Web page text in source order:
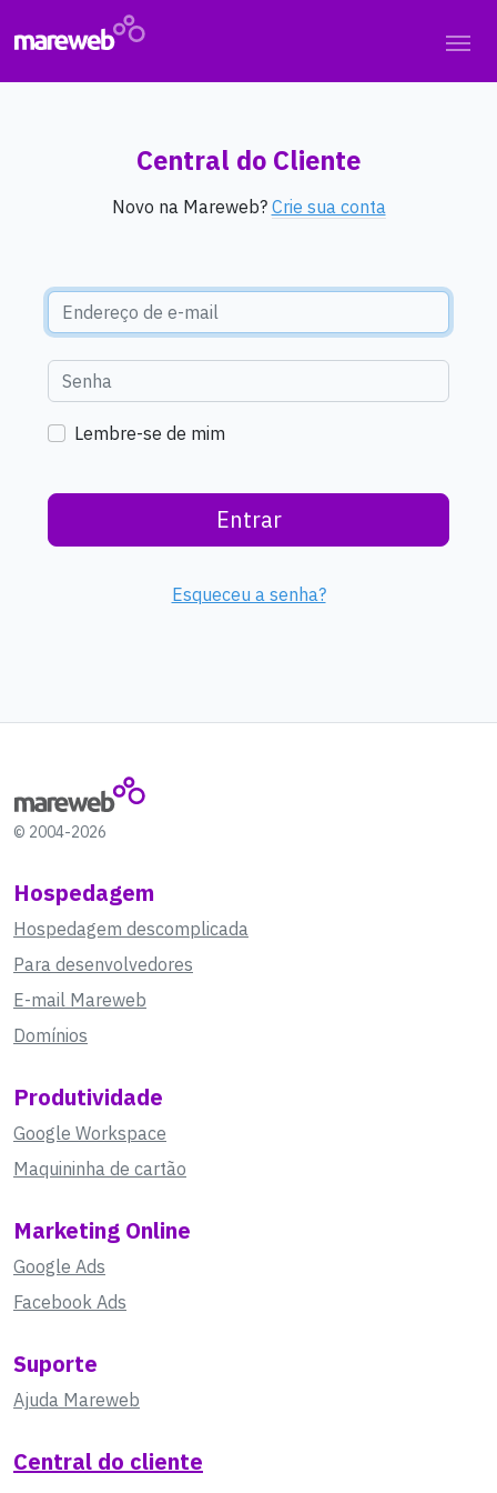
Central do Cliente
Novo na Mareweb? Crie sua conta
Lembre-se de mim
Entrar
Esqueceu a senha?
© 2004-2026
Hospedagem
Hospedagem descomplicada
Para desenvolvedores
E-mail Mareweb
Domínios
Produtividade
Google Workspace
Maquininha de cartão
Marketing Online
Google Ads
Facebook Ads
Suporte
Ajuda Mareweb
Central do cliente